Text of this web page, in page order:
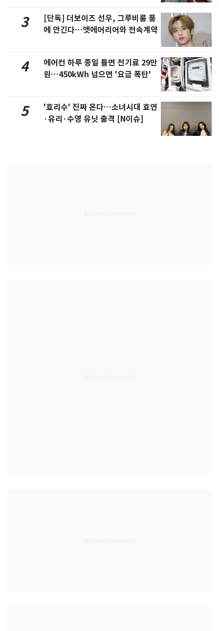
3
[단독] 더보이즈 선우, 그루비룸 품
에 안긴다…앳에어리어와 전속계약
4
에어컨 하루 종일 틀면 전기료 29만
원…450kWh 넘으면 '요금 폭탄'
5
'효리수' 진짜 온다…소녀시대 효연
·유리·수영 유닛 출격 [N이슈]